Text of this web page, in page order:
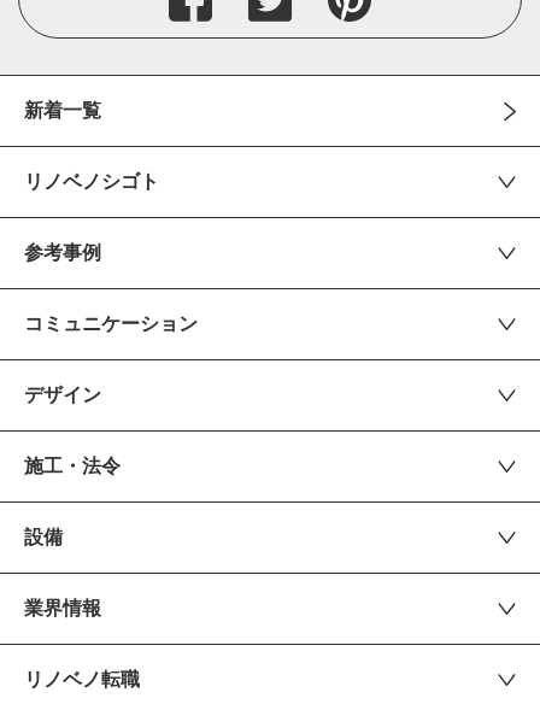
新着一覧
リノベノシゴト
参考事例
コミュニケーション
デザイン
施工・法令
設備
業界情報
リノベノ転職